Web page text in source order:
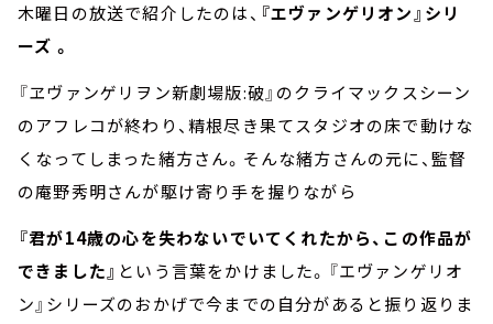
木曜日の放送で紹介したのは、 『エヴァンゲリオン』シリ
ーズ 。
『ヱヴァンゲリヲン新劇場版:破』のクライマックスシーン
のアフレコが終わり、精根尽き果てスタジオの床で動けな
くなってしまった緒方さん。そんな緒方さんの元に、監督
の庵野秀明さんが駆け寄り手を握りながら
『君が14歳の心を失わないでいてくれたから、この作品が
できました』 という言葉をかけました。『エヴァンゲリオ
ン』シリーズのおかげで今までの自分があると振り返りま